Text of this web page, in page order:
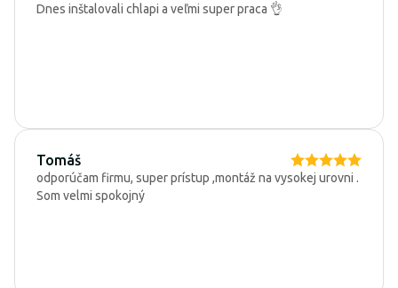
Dnes inštalovali chlapi a veľmi super praca 👌
Tomáš
odporúčam firmu, super prístup ,montáž na vysokej urovni .
Som velmi spokojný